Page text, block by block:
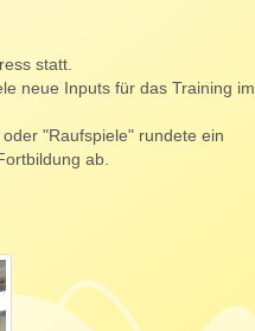
statt.
neue Inputs für das Training im
"Raufspiele" rundete ein
ab.